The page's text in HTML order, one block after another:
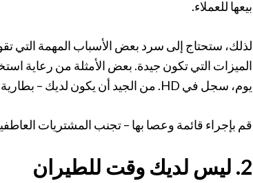
بيعها للعملاء.
لذلك، ستحتاج إلى سرد بعض الأسباب المهمة التي
الميزات التي تكون جيدة. بعض الأمثلة من رعاية
يوم، سجل في HD. من الجيد أن يكون لديك – بطارية إضافية بأسعار معقولة، حقيبة حمل، تحكم.
قم بإجراء قائمة وعصا بها – تجنب المشتريات
2. ليس لديك وقت للطيران